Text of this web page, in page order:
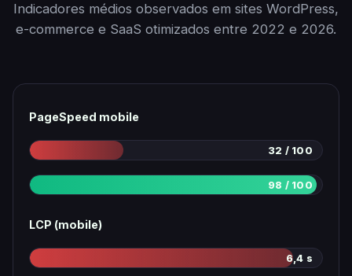
Indicadores médios observados em sites WordPress,
e-commerce e SaaS otimizados entre 2022 e 2026.
PageSpeed mobile
32 / 100
98 / 100
LCP (mobile)
6,4 s